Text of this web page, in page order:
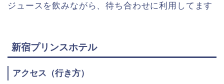
ジュースを飲みながら、待ち合わせに利用してます
新宿プリンスホテル
アクセス（行き方）